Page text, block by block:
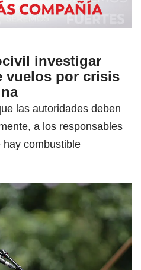
investigar
vuelos por crisis
las autoridades deben
a los responsables
combustible